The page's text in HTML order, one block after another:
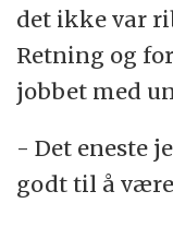
det ikke var
Retning og
jobbet med
- Det eneste
godt til å